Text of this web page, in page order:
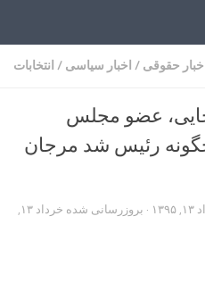
اخبار حقوقی / اخبار سیاسی / انتخابات
عضو مجلس
رئیس شد مرجان
· بروزرسانی شده
خرداد ۱۳,